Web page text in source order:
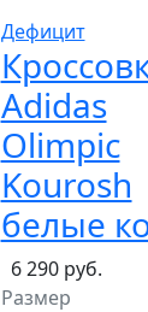
Дефицит
Adidas
Olimpic
Kourosh
белые
6 290 руб.
Размер